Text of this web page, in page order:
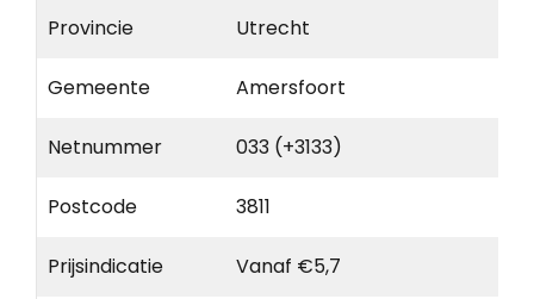
Provincie Utrecht
Gemeente Amersfoort
Netnummer 033 (+3133)
Postcode 3811
Prijsindicatie Vanaf €5,7